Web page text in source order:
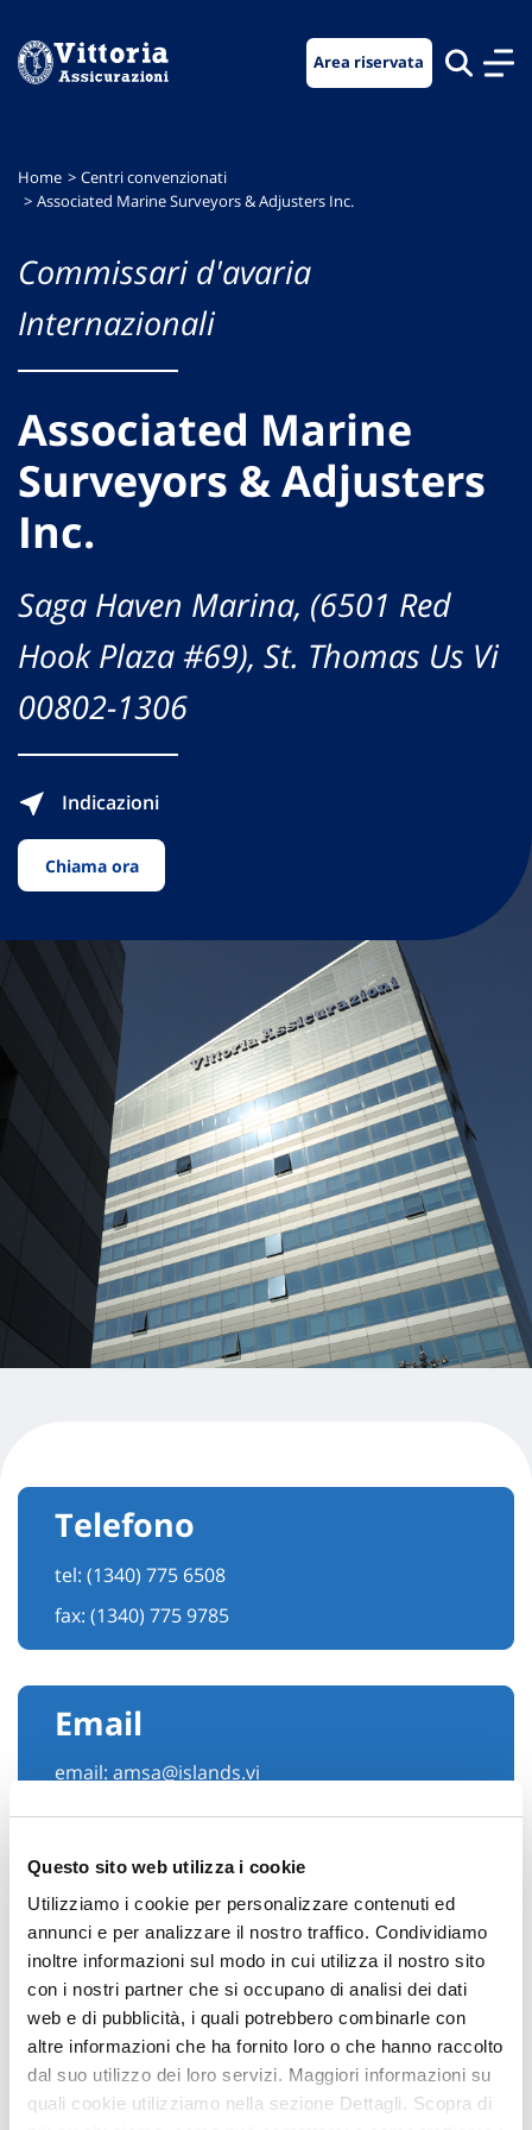
Questo sito web utilizza i cookie
Utilizziamo i cookie per personalizzare contenuti ed
annunci e per analizzare il nostro traffico. Condividiamo
inoltre informazioni sul modo in cui utilizza il nostro sito
con i nostri partner che si occupano di analisi dei dati
web e di pubblicità, i quali potrebbero combinarle con
altre informazioni che ha fornito loro o che hanno raccolto
dal suo utilizzo dei loro servizi. Maggiori informazioni su
quali cookie utilizziamo nella sezione Dettagli. Scopra di
menu
contenuto
footer
Area riservata
Home
Centri convenzionati
Associated Marine Surveyors & Adjusters Inc.
Commissari d'avaria
Internazionali
Associated Marine
Surveyors & Adjusters
Inc.
Saga Haven Marina, (6501 Red
Hook Plaza #69), St. Thomas Us Vi
00802-1306
Indicazioni
Chiama ora
Telefono
tel: (1340) 775 6508
fax: (1340) 775 9785
Email
email: amsa@islands.vi
Hai bisogno di